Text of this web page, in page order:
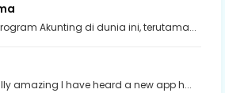
Akunting di dunia ini, terutama...
amazing I have heard a new app h...